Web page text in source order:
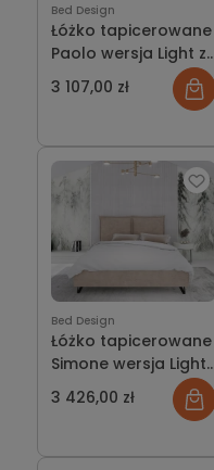
Bed Design
Łóżko tapicerowane
Paolo wersja Light z
pojemnikiem lub bez
3 107,00 zł
Bed Design
Łóżko tapicerowane
Simone wersja Light
z pojemnikiem lub
bez
3 426,00 zł